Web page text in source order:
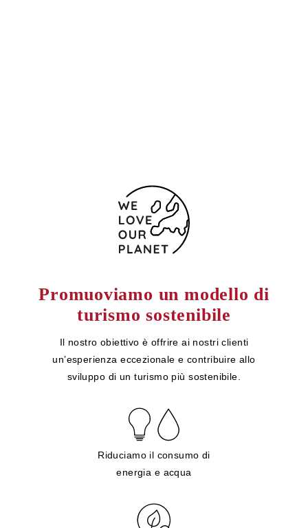
Promuoviamo un modello di
turismo sostenibile
Il nostro obiettivo è offrire ai nostri clienti
un’esperienza eccezionale e contribuire allo
sviluppo di un turismo più sostenibile.
Riduciamo il consumo di
energia e acqua